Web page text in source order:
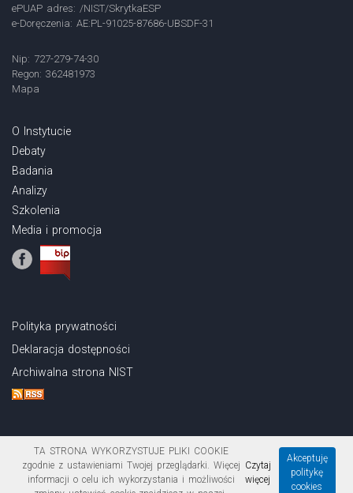
ePUAP adres: /NIST/SkrytkaESP
e-Doręczenia: AE:PL-91025-87686-UBSDF-31
Nip: 727-279-74-30
Regon: 362481973
Mapa
O Instytucie
Debaty
Badania
Analizy
Szkolenia
Media i promocja
Polityka prywatności
Deklaracja dostępności
Archiwalna strona NIST
Copyright © 2026 Narodowy Instytut Samorządu Terytorialnego
TA STRONA WYKORZYSTUJE PLIKI COOKIE
zgodnie z ustawieniami Twojej przeglądarki. Więcej
informacji o celu ich wykorzystania i możliwości
Czytaj
więcej
Akceptuję
politykę
cookies